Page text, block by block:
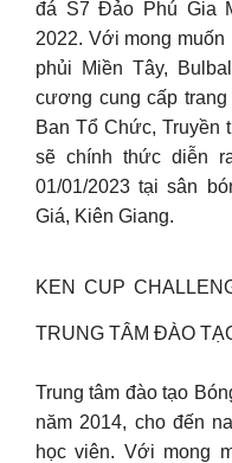
đá S7 Đảo Phú Gia
2022. Với mong muốn
phủi Miền Tây,
cương cung cấp
Ban Tổ Chức, Truyền
sẽ chính thức diễn
01/01/2023 tại sân
Giá, Kiên Giang.
KEN CUP
TRUNG TÂM ĐÀO
Trung tâm đào tạo
năm 2014, cho đến
học viên. Với mong